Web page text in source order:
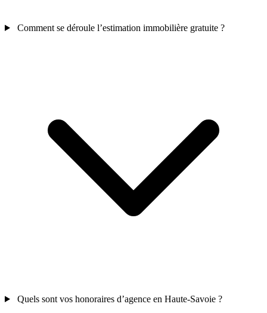
Comment se déroule l’estimation immobilière gratuite ?
Quels sont vos honoraires d’agence en Haute-Savoie ?